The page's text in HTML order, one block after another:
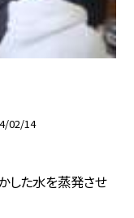
02/14
した水を蒸発させ